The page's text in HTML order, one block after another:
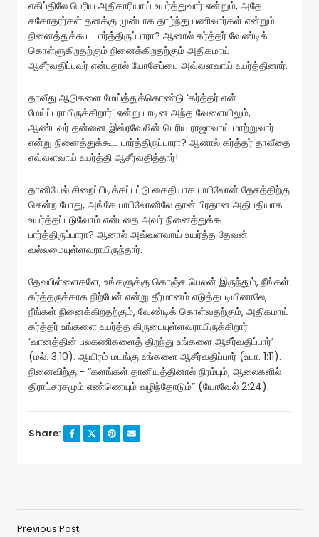
எகிப்திலே பெரிய அதிகாரியாய் உயர்த்துவார் என்றும், அதே
சகோதரர்கள் தனக்கு முன்பாக தாழ்ந்து பணிவார்கள் என்றும்
நினைத்துக்கூட பார்த்திருப்பாரா? ஆனால் கர்த்தர் வேண்டிக்
கொள்ளுகிறதற்கும் நினைக்கிறதற்கும் அதிகமாய்
ஆசீர்வதிப்பவர் என்பதால் யோசேப்பை அவ்வளவாய் உயர்த்தினார்.
தாவீது ஆடுகளை மேய்த்துக்கொண்டு ‘கர்த்தர் என்
மேய்ப்பராயிருக்கிறார்’ என்று பாடின அந்த வேளையிலும்,
ஆண்டவர் தன்னை இஸ்ரவேலின் பெரிய ராஜாவாய் மாற்றுவார்
என்று நினைத்துக்கூட பார்த்திருப்பாரா? ஆனால் கர்த்தர் தாவீதை
எவ்வளவாய் உயர்த்தி ஆசீர்வதித்தார்!
தானியேல் சிறைப்பிடிக்கப்பட்டு கைதியாக பாபிலோன் தேசத்திற்கு
சென்ற போது, அங்கே பாபிலோனிலே தான் பிரதான அதிபதியாக
உயர்த்தப்படுவோம் என்பதை அவர் நினைத்துக்கூட
பார்த்திருப்பாரா? ஆனால் அவ்வளவாய் உயர்த்த தேவன்
வல்லமையுள்ளவராயிருந்தார்.
தேவபிள்ளைகளே, உங்களுக்கு கொஞ்ச பெலன் இருந்தும், நீங்கள்
கர்த்தருக்காக நிற்பேன் என்று தீர்மானம் எடுத்தபடியினாலே,
நீங்கள் நினைக்கிறதற்கும், வேண்டிக் கொள்வதற்கும், அதிகமாய்
கர்த்தர் உங்களை உயர்த்த கிருபையுள்ளவராயிருக்கிறார்.
‘வானத்தின் பலகணிகளைத் திறந்து உங்களை ஆசீர்வதிப்பார்’
(மல். 3:10). ஆயிரம் மடங்கு உங்களை ஆசீர்வதிப்பார் (உபா. 1:11).
நினைவிற்கு:- “களங்கள் தானியத்தினால் நிரம்பும்; ஆலைகளில்
திராட்சரசமும் எண்ணெயும் வழிந்தோடும்” (யோவேல் 2:24).
Share:
Previous Post